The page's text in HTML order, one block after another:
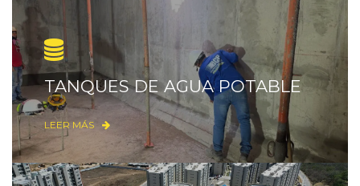
TANQUES DE AGUA POTABLE
LEER MÁS